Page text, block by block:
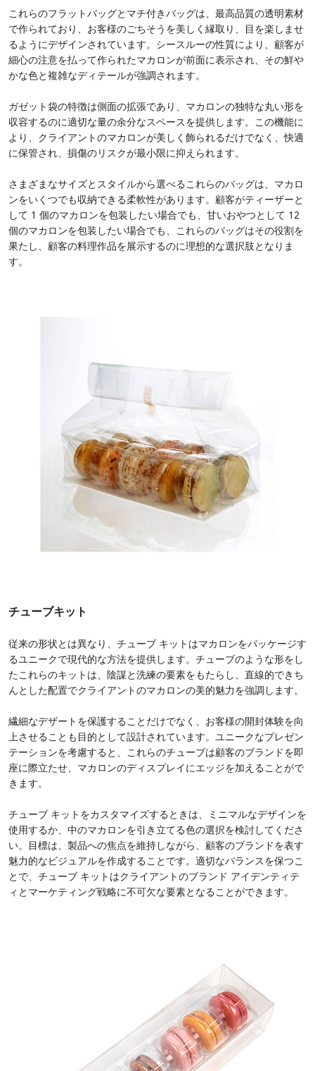
これらのフラットバッグとマチ付きバッグは、最高品質の透明素材
で作られており、お客様のごちそうを美しく縁取り、目を楽しませ
るようにデザインされています。シースルーの性質により、顧客が
細心の注意を払って作られたマカロンが前面に表示され、その鮮や
かな色と複雑なディテールが強調されます。
ガゼット袋の特徴は側面の拡張であり、マカロンの独特な丸い形を
収容するのに適切な量の余分なスペースを提供します。この機能に
より、クライアントのマカロンが美しく飾られるだけでなく、快適
に保管され、損傷のリスクが最小限に抑えられます。
さまざまなサイズとスタイルから選べるこれらのバッグは、マカロ
ンをいくつでも収納できる柔軟性があります。顧客がティーザーと
して 1 個のマカロンを包装したい場合でも、甘いおやつとして 12
個のマカロンを包装したい場合でも、これらのバッグはその役割を
果たし、顧客の料理作品を展示するのに理想的な選択肢となりま
す。
チューブキット
従来の形状とは異なり、チューブ キットはマカロンをパッケージす
るユニークで現代的な方法を提供します。チューブのような形をし
たこれらのキットは、陰謀と洗練の要素をもたらし、直線的できち
んとした配置でクライアントのマカロンの美的魅力を強調します。
繊細なデザートを保護することだけでなく、お客様の開封体験を向
上させることも目的として設計されています。ユニークなプレゼン
テーションを考慮すると、これらのチューブは顧客のブランドを即
座に際立たせ、マカロンのディスプレイにエッジを加えることがで
きます。
チューブ キットをカスタマイズするときは、ミニマルなデザインを
使用するか、中のマカロンを引き立てる色の選択を検討してくださ
い。目標は、製品への焦点を維持しながら、顧客のブランドを表す
魅力的なビジュアルを作成することです。適切なバランスを保つこ
とで、チューブ キットはクライアントのブランド アイデンティテ
ィとマーケティング戦略に不可欠な要素となることができます。